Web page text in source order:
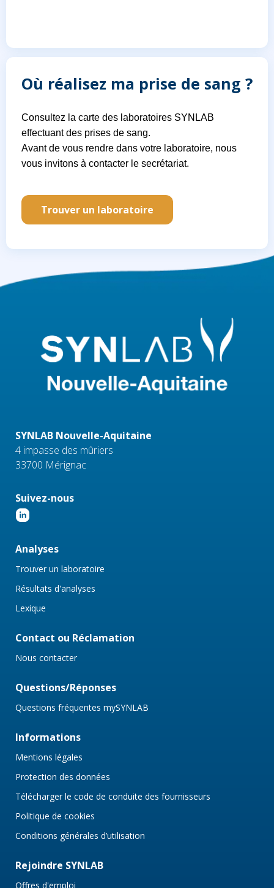
Où réalisez ma prise de sang ?
Consultez la carte des laboratoires SYNLAB
effectuant des prises de sang.
Avant de vous rendre dans votre laboratoire, nous
vous invitons à contacter le secrétariat.
Trouver un laboratoire
SYNLAB Nouvelle-Aquitaine
4 impasse des mûriers
33700 Mérignac
Suivez-nous
Analyses
Trouver un laboratoire
Résultats d'analyses
Lexique
Contact ou Réclamation
Nous contacter
Questions/Réponses
Questions fréquentes mySYNLAB
Informations
Mentions légales
Protection des données
Télécharger le code de conduite des fournisseurs
Politique de cookies
Conditions générales d’utilisation
Rejoindre SYNLAB
Offres d'emploi